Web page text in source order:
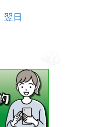
翌日